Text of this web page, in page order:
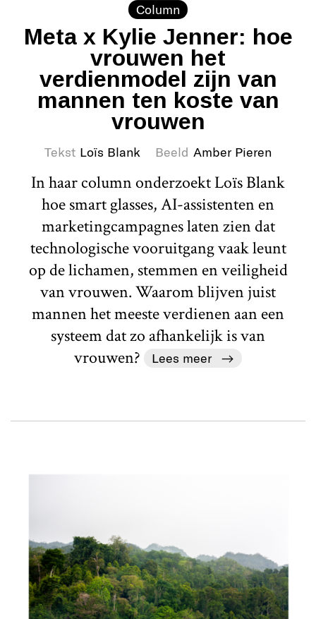
Column
Meta x Kylie Jenner: hoe
vrouwen het
verdienmodel zijn van
mannen ten koste van
vrouwen
Tekst Loïs Blank Beeld Amber Pieren
In haar column onderzoekt Loïs Blank
hoe smart glasses, AI-assistenten en
marketingcampagnes laten zien dat
technologische vooruitgang vaak leunt
op de lichamen, stemmen en veiligheid
van vrouwen. Waarom blijven juist
mannen het meeste verdienen aan een
systeem dat zo afhankelijk is van
vrouwen?
Lees meer